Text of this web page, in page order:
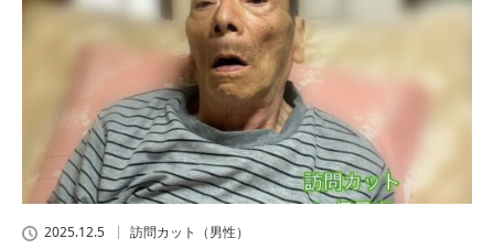
2025.12.5 訪問カット（男性）